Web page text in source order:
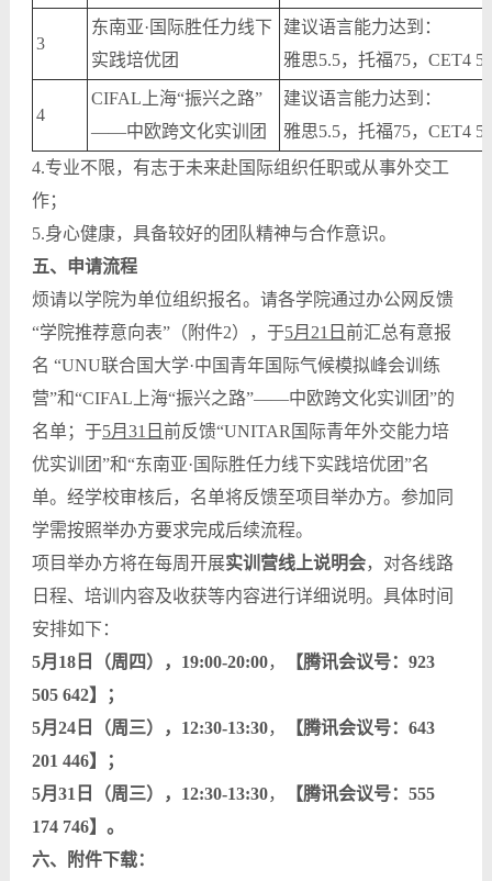
3
东南亚·国际胜任力线下
实践培优团
建议语言能力达到：
雅思5.5，托福75，CET4
4
CIFAL上海“振兴之路”
——中欧跨文化实训团
建议语言能力达到：
雅思5.5，托福75，CET4
4.专业不限，有志于未来赴国际组织任职或从事外交工
作；
5.身心健康，具备较好的团队精神与合作意识。
五、申请流程
烦请以学院为单位组织报名。请各学院通过办公网反馈
“学院推荐意向表”（附件2），于5月21日 前汇总有意报
名 “UNU联合国大学·中国青年国际气候模拟峰会训练
营”和“CIFAL上海“振兴之路”——中欧跨文化实训团”的
名单；于5月31日 前反馈“UNITAR国际青年外交能力培
优实训团”和“东南亚·国际胜任力线下实践培优团”名
单。经学校审核后，名单将反馈至项目举办方。参加同
学需按照举办方要求完成后续流程。
项目举办方将在每周开展实训营线上说明会，对各线路
日程、培训内容及收获等内容进行详细说明。具体时间
安排如下：
5月18日（周四），19:00-20:00，
【腾讯会议号：923
505 642】；
5月24日（周三），12:30-13:30，
【腾讯会议号：643
201 446】；
5月31日（周三），12:30-13:30，
【腾讯会议号：555
174 746】。
六、附件下载：